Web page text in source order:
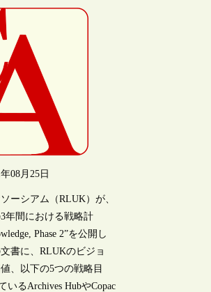
08月25日
ーシアム（RLUK）が、
年間における戦略計
Phase 2”を公開し
書に、RLUKのビジョ
、以下の5つの戦略目
いるArchives HubやCopac